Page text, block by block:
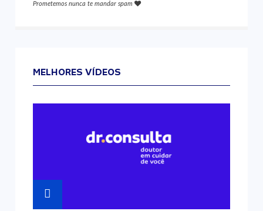
Prometemos nunca te mandar spam
MELHORES VÍDEOS